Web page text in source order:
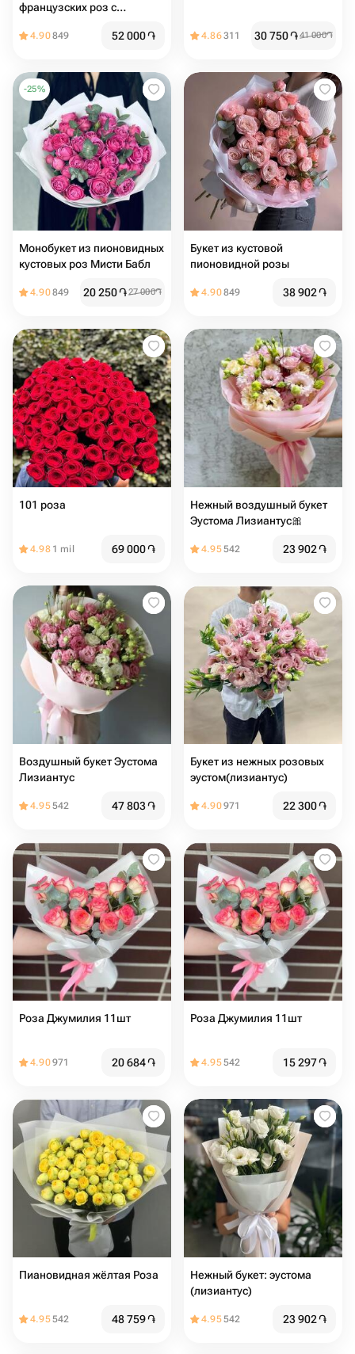
французских роз с
4.90849 52 000֏ 4.86311 30 750֏41 000֏
-25%
Монобукет из пионовидных
кустовых роз Мисти Бабл
4.90849 20 250֏27 000֏
Букет из кустовой
пионовидной розы
4.90849 38 902֏
101 роза
4.98 1 mil 69 000֏
Нежный воздушный букет
Эустома Лизиантус🎀
4.95542 23 902֏
Воздушный букет Эустома
Лизиантус
4.95542 47 803֏
Букет из нежных розовых
эустом(лизиантус)
4.90971 22 300֏
Роза Джумилия 11шт
4.90971 20 684֏
Роза Джумилия 11шт
4.95542 15 297֏
Пиановидная жёлтая Роза
4.95542 48 759֏
Нежный букет: эустома
(лизиантус)
4.95542 23 902֏